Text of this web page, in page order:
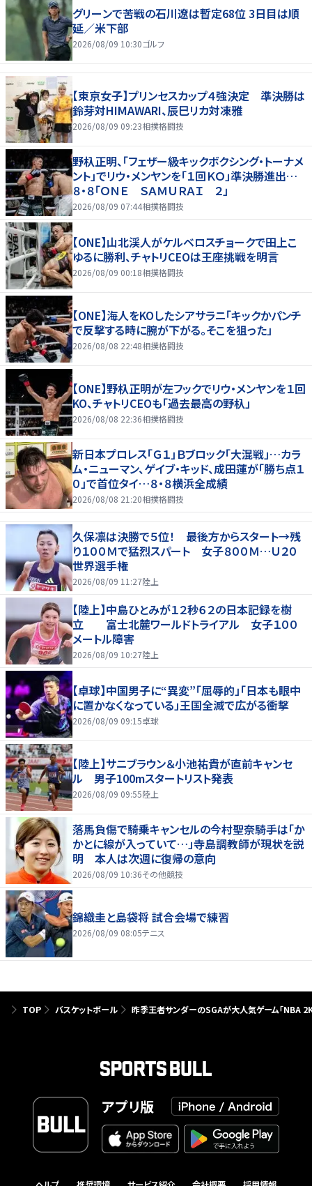
グリーンで苦戦の石川遼は暫定68位 3日目は順
延／米下部
2026/08/09 10:30ゴルフ
【東京女子】プリンセスカップ４強決定 準決勝は
鈴芽対HIMAWARI、辰巳リカ対凍雅
2026/08/09 09:23相撲格闘技
野杁正明、「フェザー級キックボクシング・トーナメ
ント」でリウ・メンヤンを「１回ＫＯ」準決勝進出…
８・８「ＯＮＥ ＳＡＭＵＲＡＩ ２」
2026/08/09 07:44相撲格闘技
【ONE】山北渓人がケルベロスチョークで田上こ
ゆるに勝利、チャトリCEOは王座挑戦を明言
2026/08/09 00:18相撲格闘技
【ONE】海人をKOしたシアサラニ「キックかパンチ
で反撃する時に腕が下がる。そこを狙った」
2026/08/08 22:48相撲格闘技
【ONE】野杁正明が左フックでリウ・メンヤンを１回
KO、チャトリCEOも「過去最高の野杁」
2026/08/08 22:36相撲格闘技
新日本プロレス「Ｇ１」Ｂブロック「大混戦」…カラ
ム・ニューマン、ゲイブ・キッド、成田蓮が「勝ち点１
０」で首位タイ…８・８横浜全成績
2026/08/08 21:20相撲格闘技
久保凛は決勝で５位！ 最後方からスタート→残
り１００Ｍで猛烈スパート 女子８００Ｍ…Ｕ２０
世界選手権
2026/08/09 11:27陸上
【陸上】中島ひとみが１２秒６２の日本記録を樹
立 富士北麓ワールドトライアル 女子１００
メートル障害
2026/08/09 10:27陸上
【卓球】中国男子に“異変”「屈辱的」「日本も眼中
に置かなくなっている」王国全滅で広がる衝撃
2026/08/09 09:15卓球
【陸上】サニブラウン＆小池祐貴が直前キャンセ
ル 男子100mスタートリスト発表
2026/08/09 09:55陸上
落馬負傷で騎乗キャンセルの今村聖奈騎手は「か
かとに線が入っていて…」寺島調教師が現状を説
明 本人は次週に復帰の意向
2026/08/09 10:36その他競技
錦織圭と島袋将 試合会場で練習
2026/08/09 08:05テニス
TOP バスケットボール 昨季王者サンダーのSGAが大人気ゲーム「NBA
アプリ版